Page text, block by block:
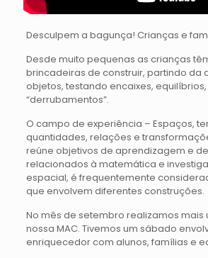
Desculpem a bagunça! Crianças e
Desde muito pequenas as crianças
brincadeiras de construir, partindo da
objetos, testando encaixes,
“derrubamentos”.
O campo de experiência – Espaços,
quantidades, relações e
reúne objetivos de aprendizagem e
relacionados à matemática e
espacial, é frequentemente
que envolvem diferentes construções.
No mês de setembro realizamos mais
nossa MAC. Tivemos um sábado
enriquecedor com alunos, famílias e